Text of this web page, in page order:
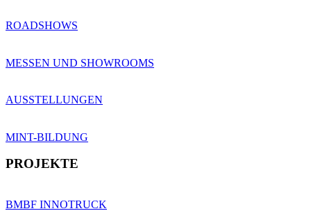
ROADSHOWS
MESSEN UND SHOWROOMS
AUSSTELLUNGEN
MINT-BILDUNG
PROJEKTE
BMBF INNOTRUCK